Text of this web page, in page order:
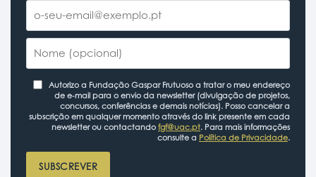
Autorizo a Fundação Gaspar Frutuoso a tratar o meu endereço
de e-mail para o envio da newsletter (divulgação de projetos,
concursos, conferências e demais notícias). Posso cancelar a
subscrição em qualquer momento através do link presente em cada
newsletter ou contactando fgf@uac.pt. Para mais informações
consulte a Política de Privacidade.
SUBSCREVER